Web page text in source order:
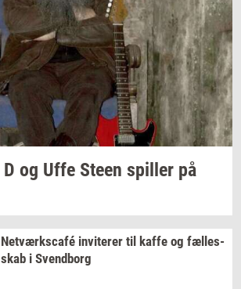
D og Uffe Steen spil­ler på
Netværkscafé in­vi­te­rer til kaffe og fæl­les­
skab i Svend­borg